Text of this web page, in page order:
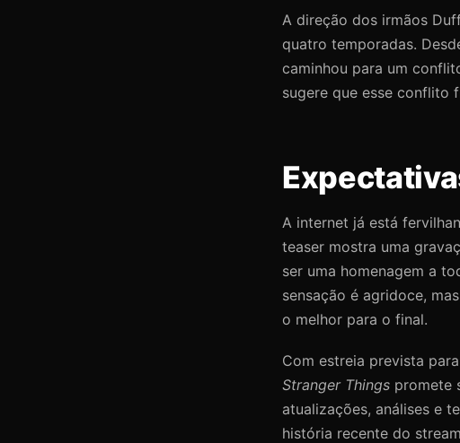
A direção dos irmãos
quatro temporadas.
caminhou para um
sugere que esse conflito
A internet já está
teaser mostra uma
ser uma homenagem a
sensação é agridoce,
o melhor para o final.
Com estreia prevista
Stranger Things promete
atualizações, análises e
história recente do